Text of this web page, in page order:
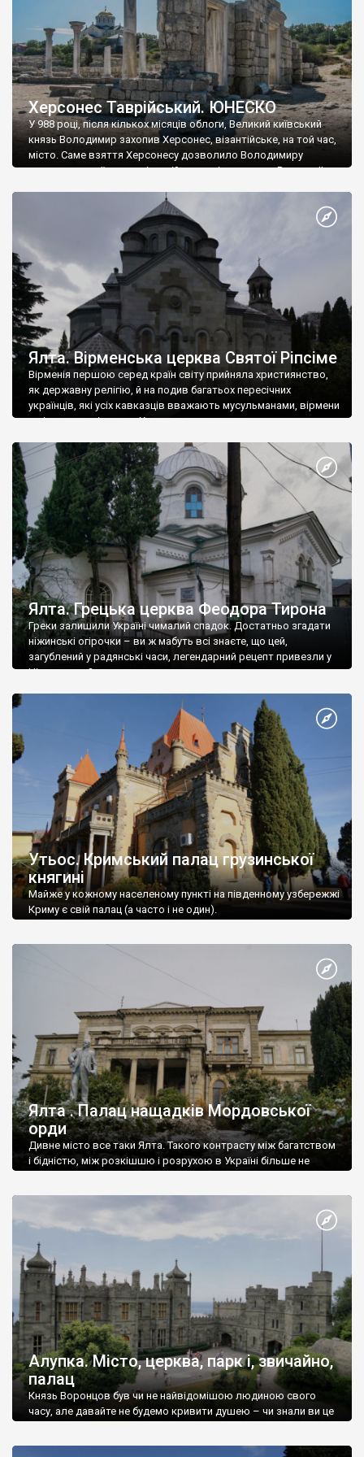
Херсонес Таврійський. ЮНЕСКО
У 988 році, після кількох місяців облоги, Великий київський
князь Володимир захопив Херсонес, візантійське, на той час,
місто. Саме взяття Херсонесу дозволило Володимиру
диктувати свої умови візантійському імператору Василю ІІ, та
Херсонесі Володимир-язичник, став Василем-християнином.
А потім було Хрещення Русі. На честь Херсонесу Таврійського
Ялта. Вірменська церква Святої Ріпсіме
Вірменія першою серед країн світу прийняла християнство,
як державну релігію, й на подив багатьох пересічних
українців, які усіх кавказців вважають мусульманами, вірмени
є відданими вірянами Христа
Ялта. Грецька церква Феодора Тирона
Греки залишили Україні чималий спадок. Достатньо згадати
ніжинські огірочки – ви ж мабуть всі знаєте, що цей,
загублений у радянські часи, легендарний рецепт привезли у
Ніжин греки?
Утьос. Кримський палац грузинської
княгині
Майже у кожному населеному пункті на південному узбережжі
Криму є свій палац (а часто і не один).
Ялта . Палац нащадків Мордовської
орди
Дивне місто все таки Ялта. Такого контрасту між багатством
і бідністю, між розкішшю і розрухою в Україні більше не
Алупка. Місто, церква, парк і, звичайно,
палац
Князь Воронцов був чи не найвідомішою людиною свого
часу, але давайте не будемо кривити душею – чи знали ви це